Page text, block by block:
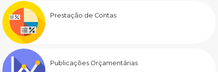
Prestação de Contas
Publicações Orçamentárias